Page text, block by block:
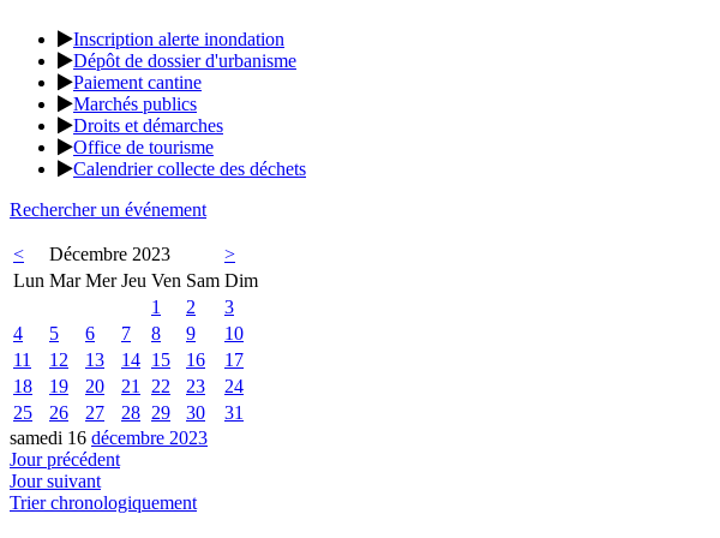
Inscription alerte inondation
Dépôt de dossier d'urbanisme
Paiement cantine
Marchés publics
Droits et démarches
Office de tourisme
Calendrier collecte des déchets
Rechercher un événement
< Décembre 2023
>
Lun Mar Mer Jeu Ven Sam Dim
1
2
3
4
5 6 7 8 9
10
11
12 13 14 15 16
17
18
19 20 21 22 23
24
25
26 27 28 29 30
31
samedi 16 décembre 2023
Jour précédent
Jour suivant
Trier chronologiquement